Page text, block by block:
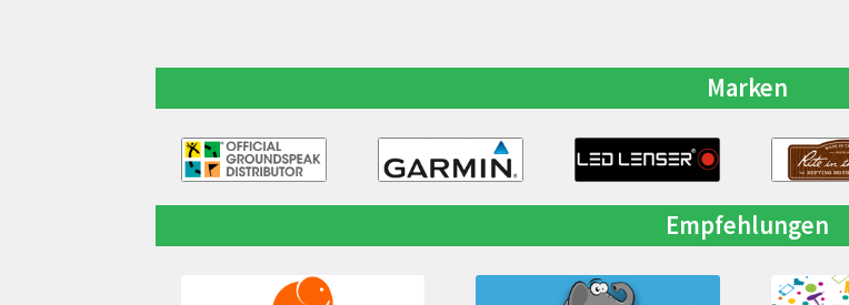
Marken
Empfehlungen